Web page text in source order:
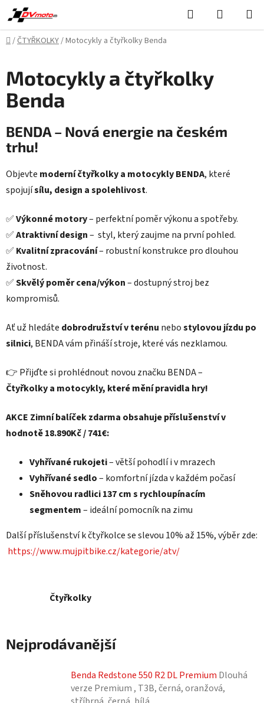
Přejít
na
obsah
Hledat
KOŠÍK
Domů
/ČTYŘKOLKY/Motocykly a čtyřkolky Benda
Motocykly a čtyřkolky
Benda
BENDA – Nová energie na českém
trhu!
Objevte moderní čtyřkolky a motocykly BENDA, které
spojujísílu, design a spolehlivost.
✅Výkonné motory– perfektní poměr výkonu a spotřeby.
✅Atraktivní design– styl, který zaujme na první pohled.
✅ Kvalitní zpracování– robustní konstrukce pro dlouhou
životnost.
✅Skvělý poměr cena/výkon– dostupný stroj bez
kompromisů.
Ať už hledáte dobrodružství v terénu nebostylovou jízdu po
silnici, BENDA vám přináší stroje, které vás nezklamou.
👉 Přijďte si prohlédnout novou značku BENDA –
Čtyřkolky a motocykly, které mění pravidla hry!
AKCE Zimní balíček zdarma obsahuje příslušenství v
hodnotě 18.890Kč / 741€:
Vyhřívané rukojeti– větší pohodlí i v mrazech
Vyhřívané sedlo– komfortní jízda v každém počasí
Sněhovou radlici 137 cm s rychloupínacím
segmentem– ideální pomocník na zimu
Další příslušenství k čtyřkolce se slevou 10% až 15%, výběr zde:
https://www.mujpitbike.cz/kategorie/atv/
Čtyřkolky
Nejprodávanější
Benda Redstone 550 R2 DL Premium Dlouhá
verze Premium , T3B, černá, oranžová,